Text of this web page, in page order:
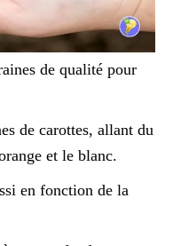
de qualité pour
de carottes, allant du
et le blanc.
en fonction de la